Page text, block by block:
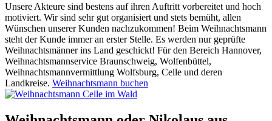
Unsere Akteure sind bestens auf ihren Auftritt vorbereitet und hoch
motiviert. Wir sind sehr gut organisiert und stets bemüht, allen
Wünschen unserer Kunden nachzukommen! Beim Weihnachtsmann
steht der Kunde immer an erster Stelle. Es werden nur geprüfte
Weihnachtsmänner ins Land geschickt! Für den Bereich Hannover,
Weihnachtsmannservice Braunschweig, Wolfenbüttel,
Weihnachtsmannvermittlung Wolfsburg, Celle und deren
Landkreise. Weihnachtsmann buchen